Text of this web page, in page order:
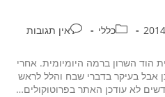
כללי אין תגובות
הוד השרון ברמה היומיומית. אחרי
בעיקר בדברי שבח והלל לראש
לא עודכן האתר בפרוטוקולים…